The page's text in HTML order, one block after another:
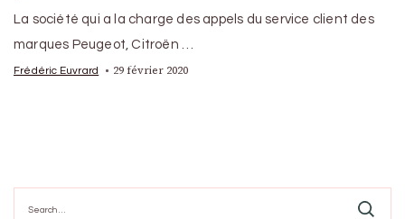
La société qui a la charge des appels du service client des
marques Peugeot, Citroën …
Frédéric Euvrard 29 février 2020
for: